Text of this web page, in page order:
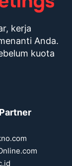
kerja
Anda.
kuota